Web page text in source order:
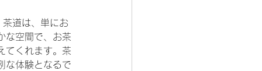
道は、単にお
な空間で、お茶
てくれます。茶
な体験となるで